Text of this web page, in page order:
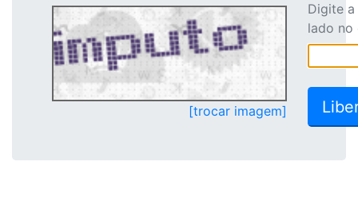
[trocar imagem]
Digite
lado no